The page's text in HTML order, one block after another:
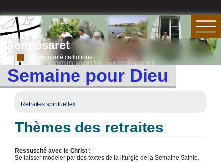
Gennésaret
communauté catholique
Semaine pour Dieu
Retraites spirituelles
Thèmes des retraites
Ressuscité avec le Christ :
Se laisser modeler par des textes de la liturgie de la Semaine Sainte.